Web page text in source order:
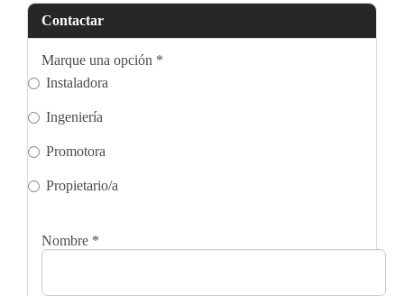
Contactar
Marque una opción *
Instaladora
Ingeniería
Promotora
Propietario/a
Nombre *